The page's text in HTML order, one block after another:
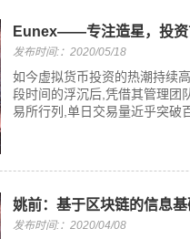
Eunex——专注造星，投资
发布时间:：2020/05/18
如今虚拟货币投资的热潮持续
段时间的浮沉后,凭借其管理团
易所行列,单日交易量近乎突破
姚前：基于区块链的信息
发布时间:：2020/04/08